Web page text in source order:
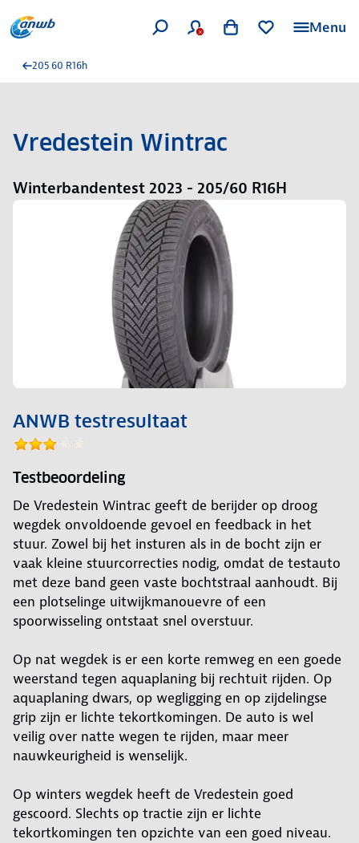
Menu
205 60 R16h
Vredestein Wintrac
Winterbandentest 2023 - 205/60 R16H
ANWB testresultaat
Testbeoordeling
De Vredestein Wintrac geeft de berijder op droog
wegdek onvoldoende gevoel en feedback in het
stuur. Zowel bij het insturen als in de bocht zijn er
vaak kleine stuurcorrecties nodig, omdat de testauto
met deze band geen vaste bochtstraal aanhoudt. Bij
een plotselinge uitwijkmanouevre of een
spoorwisseling ontstaat snel overstuur.
Op nat wegdek is er een korte remweg en een goede
weerstand tegen aquaplaning bij rechtuit rijden. Op
aquaplaning dwars, op wegligging en op zijdelingse
grip zijn er lichte tekortkomingen. De auto is wel
veilig over natte wegen te rijden, maar meer
nauwkeurigheid is wenselijk.
Op winters wegdek heeft de Vredestein goed
gescoord. Slechts op tractie zijn er lichte
tekortkomingen ten opzichte van een goed niveau.